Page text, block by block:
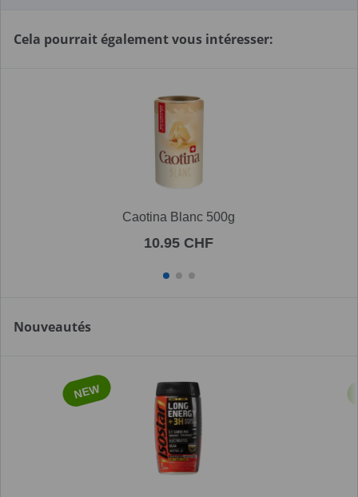
Cela pourrait également vous intéresser:
Caotina Blanc 500g
10.95 CHF
Nouveautés
NEW